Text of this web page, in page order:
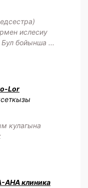
ислесиу
бойынша ...
Lor
кулагына
АНА клиника